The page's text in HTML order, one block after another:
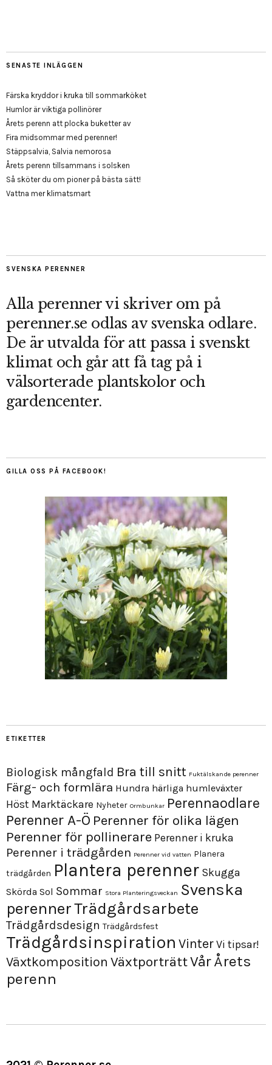
SENASTE INLÄGGEN
Färska kryddor i kruka till sommarköket
Humlor är viktiga pollinörer
Årets perenn att plocka buketter av
Fira midsommar med perenner!
Stäppsalvia, Salvia nemorosa
Årets perenn tillsammans i solsken
Så sköter du om pioner på bästa sätt!
Vattna mer klimatsmart
SVENSKA PERENNER
Alla perenner vi skriver om på
perenner.se odlas av svenska odlare.
De är utvalda för att passa i svenskt
klimat och går att få tag på i
välsorterade plantskolor och
gardencenter.
GILLA OSS PÅ FACEBOOK!
ETIKETTER
Biologisk mångfald Bra till snitt Fuktälskande perenner
Färg- och formlära Hundra härliga humleväxter
Höst Marktäckare Nyheter Ormbunkar Perennaodlare
Perenner A-Ö Perenner för olika lägen
Perenner för pollinerare Perenner i kruka
Perenner i trädgården Perenner vid vatten Planera
trädgården Plantera perenner Skugga
Skörda Sol Sommar Stora Planteringsveckan Svenska
perennerTrädgårdsarbete
Trädgårdsdesign Trädgårdsfest
Trädgårdsinspiration VinterVi tipsar!
Växtkomposition VäxtporträttVårÅrets
perenn